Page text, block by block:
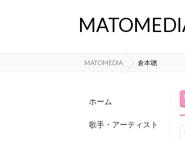
MATOMEDIA 倉本聰
ホーム
歌手・アーティスト